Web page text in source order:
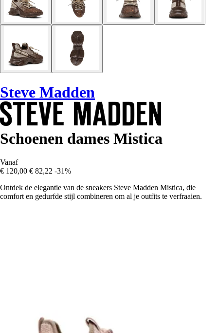
Steve Madden
Schoenen dames Mistica
Vanaf
€ 120,00 € 82,22 -31%
Ontdek de elegantie van de sneakers Steve Madden Mistica, die
comfort en gedurfde stijl combineren om al je outfits te verfraaien.